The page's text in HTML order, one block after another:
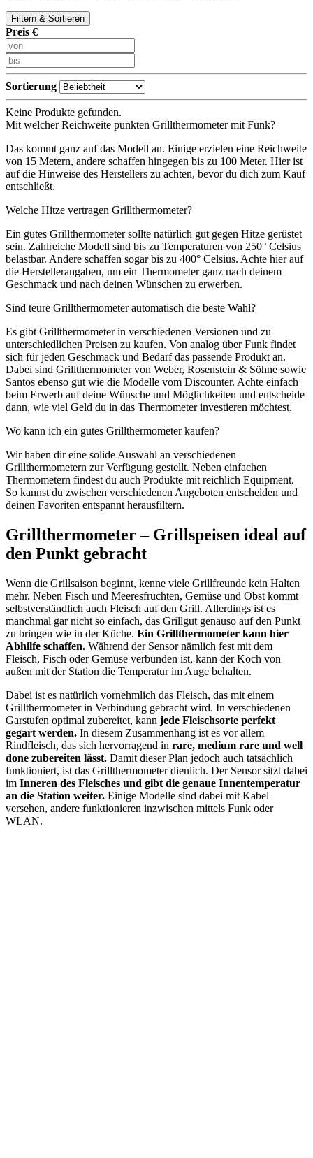
Filtern & Sortieren
Preis €
Sortierung
Keine Produkte gefunden.
Mit welcher Reichweite punkten Grillthermometer mit Funk?
Das kommt ganz auf das Modell an. Einige erzielen eine Reichweite
von 15 Metern, andere schaffen hingegen bis zu 100 Meter. Hier ist
auf die Hinweise des Herstellers zu achten, bevor du dich zum Kauf
entschließt.
Welche Hitze vertragen Grillthermometer?
Ein gutes Grillthermometer sollte natürlich gut gegen Hitze gerüstet
sein. Zahlreiche Modell sind bis zu Temperaturen von 250° Celsius
belastbar. Andere schaffen sogar bis zu 400° Celsius. Achte hier auf
die Herstellerangaben, um ein Thermometer ganz nach deinem
Geschmack und nach deinen Wünschen zu erwerben.
Sind teure Grillthermometer automatisch die beste Wahl?
Es gibt Grillthermometer in verschiedenen Versionen und zu
unterschiedlichen Preisen zu kaufen. Von analog über Funk findet
sich für jeden Geschmack und Bedarf das passende Produkt an.
Dabei sind Grillthermometer von Weber, Rosenstein & Söhne sowie
Santos ebenso gut wie die Modelle vom Discounter. Achte einfach
beim Erwerb auf deine Wünsche und Möglichkeiten und entscheide
dann, wie viel Geld du in das Thermometer investieren möchtest.
Wo kann ich ein gutes Grillthermometer kaufen?
Wir haben dir eine solide Auswahl an verschiedenen
Grillthermometern zur Verfügung gestellt. Neben einfachen
Thermometern findest du auch Produkte mit reichlich Equipment.
So kannst du zwischen verschiedenen Angeboten entscheiden und
deinen Favoriten entspannt herausfiltern.
Grillthermometer – Grillspeisen ideal auf
den Punkt gebracht
Wenn die Grillsaison beginnt, kenne viele Grillfreunde kein Halten
mehr. Neben Fisch und Meeresfrüchten, Gemüse und Obst kommt
selbstverständlich auch Fleisch auf den Grill. Allerdings ist es
manchmal gar nicht so einfach, das Grillgut genauso auf den Punkt
zu bringen wie in der Küche. Ein Grillthermometer kann hier
Abhilfe schaffen. Während der Sensor nämlich fest mit dem
Fleisch, Fisch oder Gemüse verbunden ist, kann der Koch von
außen mit der Station die Temperatur im Auge behalten.
Dabei ist es natürlich vornehmlich das Fleisch, das mit einem
Grillthermometer in Verbindung gebracht wird. In verschiedenen
Garstufen optimal zubereitet, kann jede Fleischsorte perfekt
gegart werden. In diesem Zusammenhang ist es vor allem
Rindfleisch, das sich hervorragend in rare, medium rare und well
done zubereiten lässt. Damit dieser Plan jedoch auch tatsächlich
funktioniert, ist das Grillthermometer dienlich. Der Sensor sitzt dabei
im Inneren des Fleisches und gibt die genaue Innentemperatur
an die Station weiter. Einige Modelle sind dabei mit Kabel
versehen, andere funktionieren inzwischen mittels Funk oder
WLAN.